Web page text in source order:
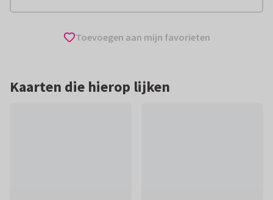
Toevoegen aan mijn favorieten
Kaarten die hierop lijken